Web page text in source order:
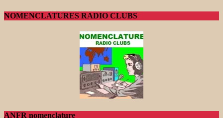
NOMENCLATURES RADIO CLUBS
ANFR nomenclature